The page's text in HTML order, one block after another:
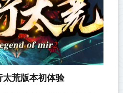
荒版本初体验